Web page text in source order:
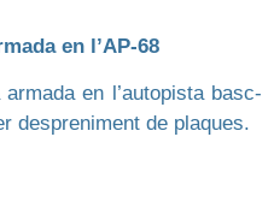
en l’AP-68
en l’autopista basc-
despreniment de plaques.